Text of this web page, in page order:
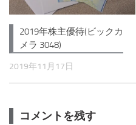
2019年株主優待(ビックカ
メラ 3048)
2019年11月17日
コメントを残す